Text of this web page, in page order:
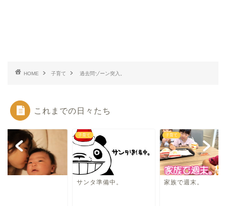
HOME 子育て 過去問ゾーン突入。
これまでの日々たち
子育て
サンタ準備中。
子育て
家族で週末。